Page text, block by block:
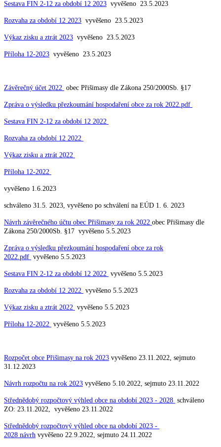
Sestava FIN 2-12 za období 12 2023 vyvěšeno 23.5.2023
Rozvaha za období 12 2023 vyvěšeno 23.5.2023
Výkaz zisku a ztrát 2023 vyvěšeno 23.5.2023
Příloha 12-2023 vyvěšeno 23.5.2023
Závěrečný účet 2022 obec Přišimasy dle Zákona 250/2000Sb. §17
Zpráva o výsledku přezkoumání hospodaření obce za rok 2022.pdf
Sestava FIN 2-12 za období 12 2022
Rozvaha za období 12 2022
Výkaz zisku a ztrát 2022
Příloha 12-2022
vyvěšeno 1.6.2023
schváleno 31.5. 2023, vyvěšeno po schválení na EÚD 1. 6. 2023
Návrh závěrečného účtu obec Přišimasy za rok 2022 obec Přišimasy dle
Zákona 250/2000Sb. §17 vyvěšeno 5.5.2023
Zpráva o výsledku přezkoumání hospodaření obce za rok
2022.pdf vyvěšeno 5.5.2023
Sestava FIN 2-12 za období 12 2022 vyvěšeno 5.5.2023
Rozvaha za období 12 2022 vyvěšeno 5.5.2023
Výkaz zisku a ztrát 2022 vyvěšeno 5.5.2023
Příloha 12-2022 vyvěšeno 5.5.2023
Rozpočet obce Přišimasy na rok 2023 vyvěšeno 23.11.2022, sejmuto
31.12.2023
Návrh rozpočtu na rok 2023 vyvěšeno 5.10.2022, sejmuto 23.11.2022
Střednědobý rozpočtový výhled obce na období 2023 - 2028 schváleno
ZO: 23.11.2022, vyvěšeno 23.11.2022
Střednědobý rozpočtový výhled obce na období 2023 -
2028 návrh vyvěšeno 22.9.2022, sejmuto 24.11.2022